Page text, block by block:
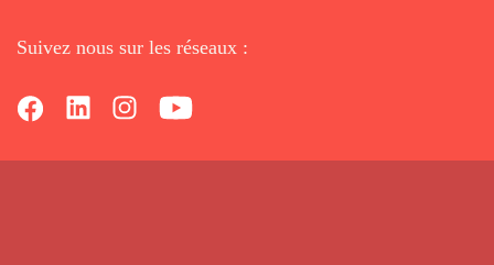
Suivez nous sur les réseaux :